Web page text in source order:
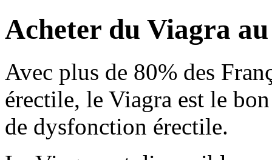
Acheter du Viagra
Avec plus de 80% des
érectile, le Viagra est le
de dysfonction érectile.